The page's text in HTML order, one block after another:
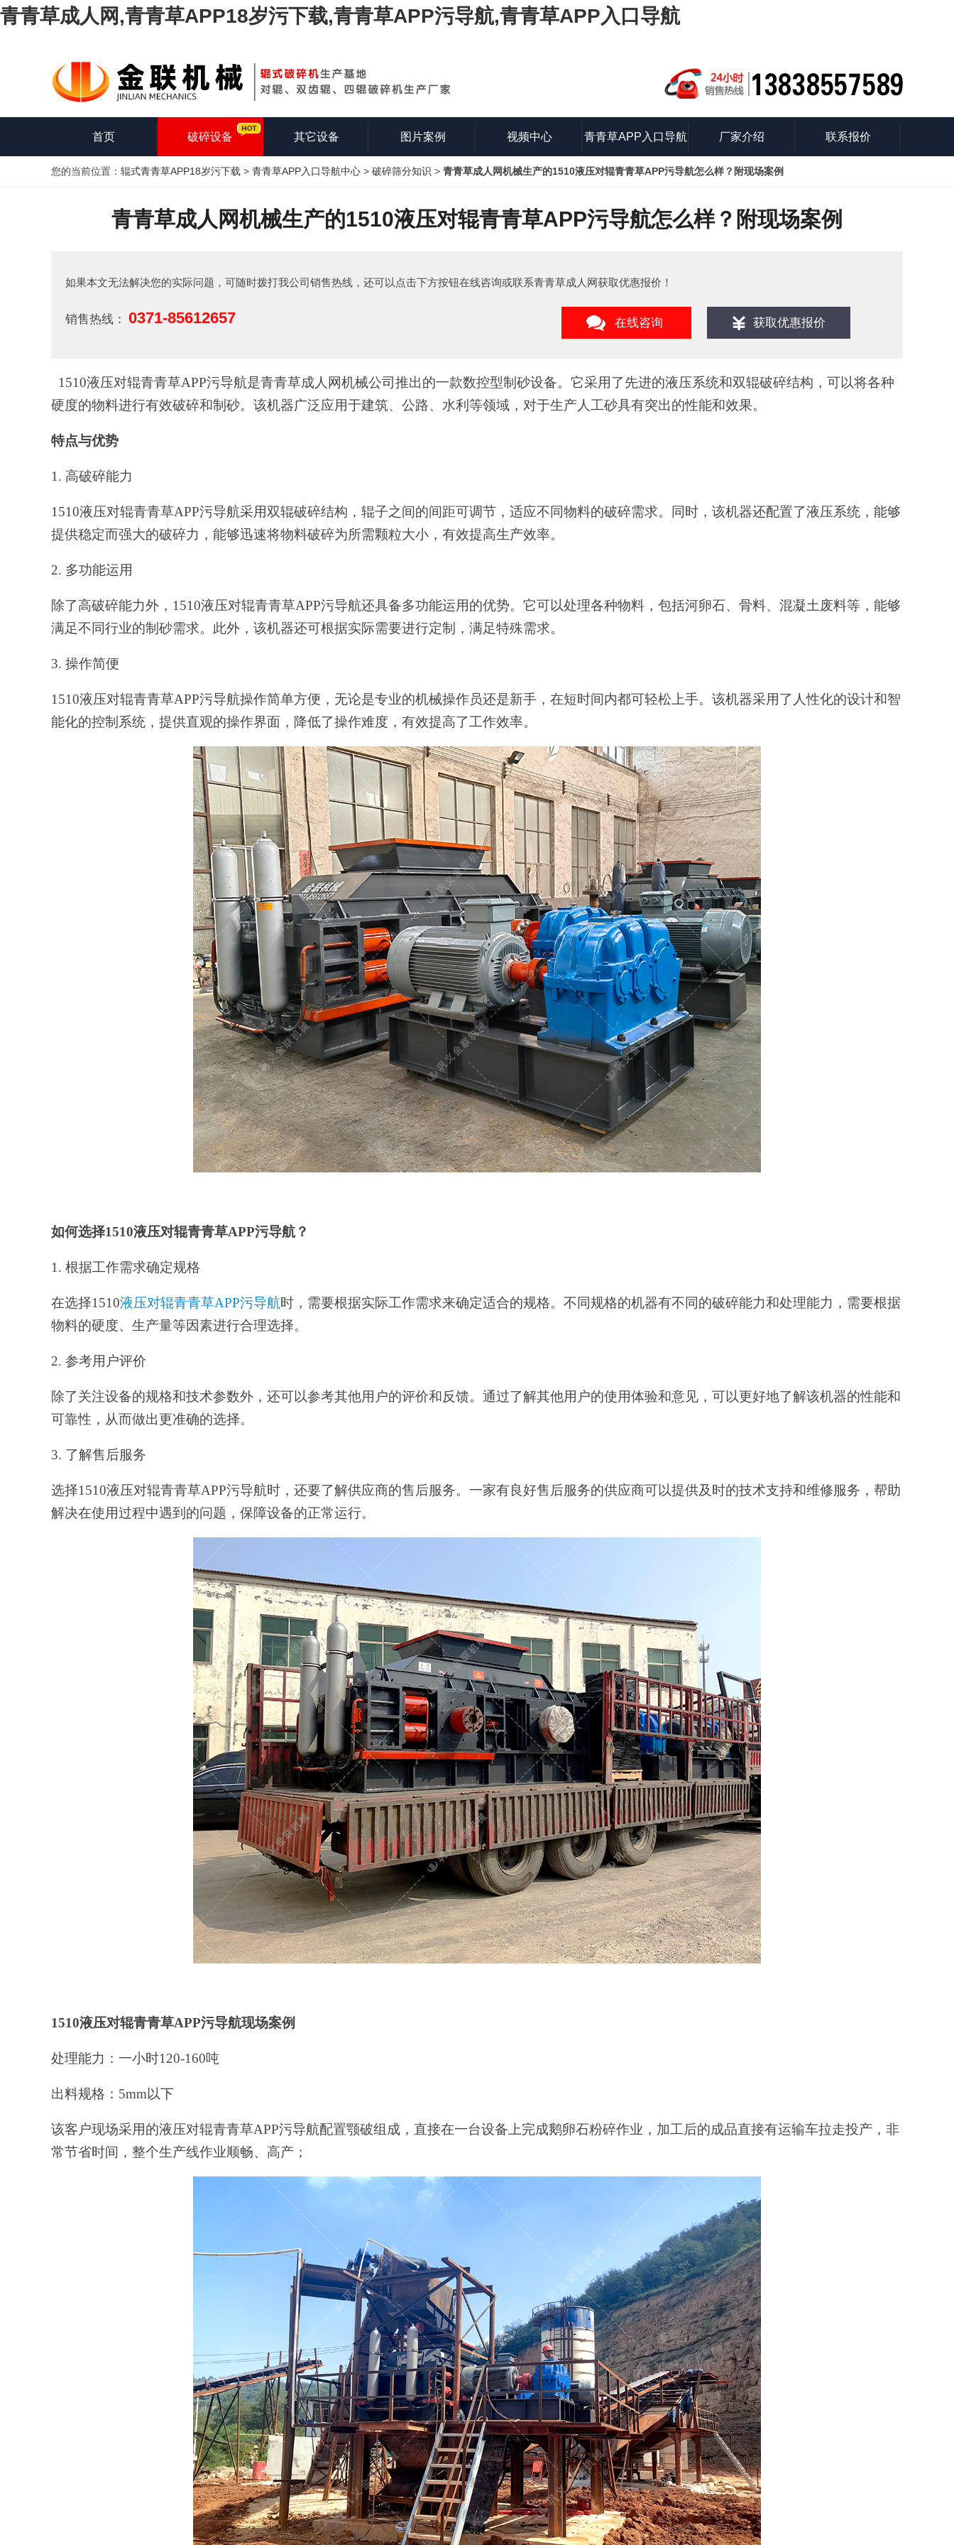
青青草成人网,青青草APP18岁污下载,青青草APP污导航,青青草APP入口导航
首页 破碎设备 其它设备 图片案例 视频中心 青青草APP入口导航
知识
厂家介绍 联系报价
您的当前位置： 辊式青青草APP18岁污下载 > 青青草APP入口导航中心 > 破碎筛分知识 > 青青草成人网机械生产的1510液压对辊青青草APP污导航怎么样？附现场案例
青青草成人网机械生产的1510液压对辊青青草APP污导航怎么样？附现场案例
如果本文无法解决您的实际问题，可随时拨打我公司销售热线，还可以点击下方按钮在线咨询或联系青青草成人网获取优惠报价！
销售热线： 0371-85612657 在线咨询 获取优惠报价
1510液压对辊青青草APP污导航是青青草成人网机械公司推出的一款数控型制砂设备。它采用了先进的液压系统和双辊破碎结构，可以将各种
硬度的物料进行有效破碎和制砂。该机器广泛应用于建筑、公路、水利等领域，对于生产人工砂具有突出的性能和效果。
特点与优势
1. 高破碎能力
1510液压对辊青青草APP污导航采用双辊破碎结构，辊子之间的间距可调节，适应不同物料的破碎需求。同时，该机器还配置了液压系统，能够
提供稳定而强大的破碎力，能够迅速将物料破碎为所需颗粒大小，有效提高生产效率。
2. 多功能运用
除了高破碎能力外， 1510液压对辊青青草APP污导航还具备多功能运用的优势。它可以处理各种物料，包括河卵石、骨料、混凝土废料等，能够
满足不同行业的制砂需求。此外，该机器还可根据实际需要进行定制，满足特殊需求。
3. 操作简便
1510液压对辊青青草APP污导航操作简单方便，无论是专业的机械操作员还是新手，在短时间内都可轻松上手。该机器采用了人性化的设计和智
能化的控制系统，提供直观的操作界面，降低了操作难度，有效提高了工作效率。
如何选择1510液压对辊青青草APP污导航？
1. 根据工作需求确定规格
在选择1510液压对辊青青草APP污导航时，需要根据实际工作需求来确定适合的规格。不同规格的机器有不同的破碎能力和处理能力，需要根据
物料的硬度、生产量等因素进行合理选择。
2. 参考用户评价
除了关注设备的规格和技术参数外，还可以参考其他用户的评价和反馈。通过了解其他用户的使用体验和意见，可以更好地了解该机器的性能和
可靠性，从而做出更准确的选择。
3. 了解售后服务
选择1510液压对辊青青草APP污导航时，还要了解供应商的售后服务。一家有良好售后服务的供应商可以提供及时的技术支持和维修服务，帮助
解决在使用过程中遇到的问题，保障设备的正常运行。
1510液压对辊青青草APP污导航现场案例
处理能力：一小时120-160吨
出料规格： 5mm以下
该客户现场采用的液压对辊青青草APP污导航配置颚破组成，直接在一台设备上完成鹅卵石粉碎作业，加工后的成品直接有运输车拉走投产，非
常节省时间，整个生产线作业顺畅、高产；